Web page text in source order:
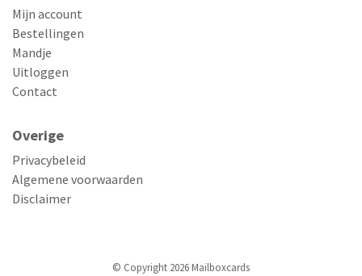
Mijn account
Bestellingen
Mandje
Uitloggen
Contact
Overige
Privacybeleid
Algemene voorwaarden
Disclaimer
© Copyright 2026 Mailboxcards